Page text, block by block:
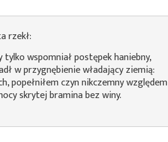
rzekł:
tylko wspomniał postępek haniebny,
w przygnębienie władający ziemią:
popełniłem czyn nikczemny względem
skrytej bramina bez winy.